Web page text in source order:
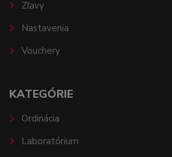
Zľavy
Nastavenia
Vouchery
KATEGÓRIE
Ordinácia
Laboratórium